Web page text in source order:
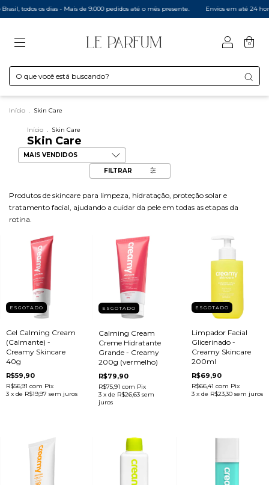
todos os dias - Mais de 9.000 pedidos até o mês presente. Envios em até 24
0
Início . Skin Care
Início . Skin Care
Skin Care
FILTRAR
Produtos de skincare para limpeza, hidratação, proteção solar e
tratamento facial, ajudando a cuidar da pele em todas as etapas da
rotina.
ESGOTADO
Gel Calming Cream
(Calmante) -
Creamy Skincare
40g
R$59,90
R$56,91 com Pix
3 x de R$19,97 sem juros
ESGOTADO
Calming Cream
Creme Hidratante
Grande - Creamy
200g (vermelho)
R$79,90
R$75,91com Pix
3 x de R$26,63 sem
juros
ESGOTADO
Limpador Facial
Glicerinado -
Creamy Skincare
200ml
R$69,90
R$66,41 com Pix
3 x de R$23,30 sem juros